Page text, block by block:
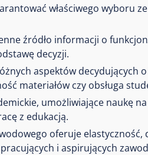
właściwego wyboru
źródło informacji o
decyzji.
aspektów decydujących
materiałów czy obsługa
umożliwiające naukę
z edukacją.
oferuje
i aspirujących